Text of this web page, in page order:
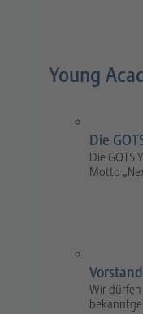
Young
Die
Die GOTS
Motto
Wir dürfen